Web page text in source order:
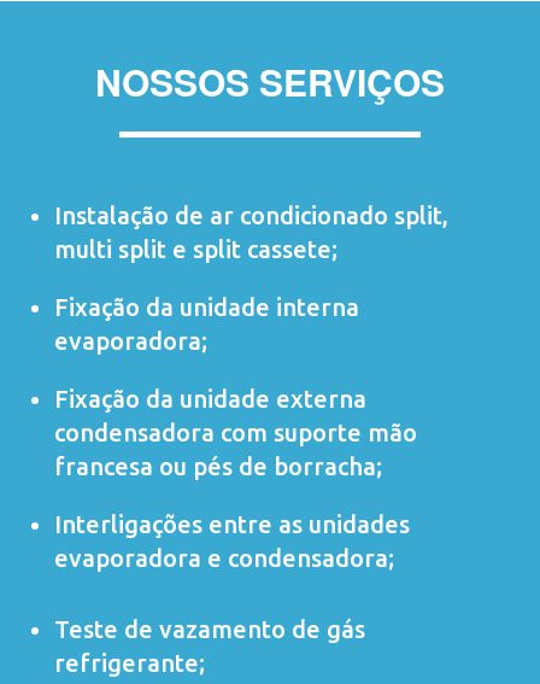
NOSSOS SERVIÇOS
Instalação de ar condicionado split,
multi split e split cassete;
Fixação da unidade interna
evaporadora;
Fixação da unidade externa
condensadora com suporte mão
francesa ou pés de borracha;
Interligações entre as unidades
evaporadora e condensadora;
Teste de vazamento de gás
refrigerante;